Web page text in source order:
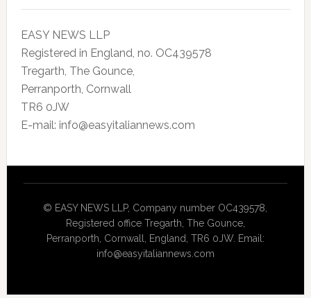
EASY NEWS LLP
Registered in England, no. OC439578
Tregarth, The Gounce,
Perranporth, Cornwall
TR6 0JW
E-mail: info@easyitaliannews.com
© EASY NEWS LLP, Company number OC439578,
Registered office Tregarth, The Gounce,
Perranporth, Cornwall, England, TR6 0JW. Email:
info@easyitaliannews.com